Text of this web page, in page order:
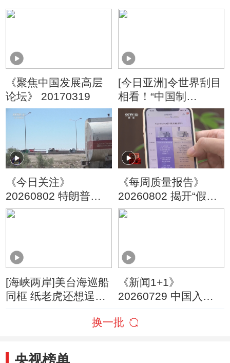
《聚焦中国发展高层
论坛》 20170319
[今日亚洲]令世界刮目
相看！“中国制
造”变“酷”了
《今日关注》
20260802 特朗普叫
停“最大规模”打击 伊
《每周质量报告》
20260802 揭开“假洋
牌”的真面目
[海峡两岸]美台海巡船
同框 纸老虎还想逞
《新闻1+1》
20260729 中国入境
长？
换一批
央视榜单